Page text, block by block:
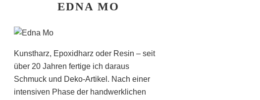
EDNA MO
Kunstharz, Epoxidharz oder Resin – seit
über 20 Jahren fertige ich daraus
Schmuck und Deko-Artikel. Nach einer
intensiven Phase der handwerklichen